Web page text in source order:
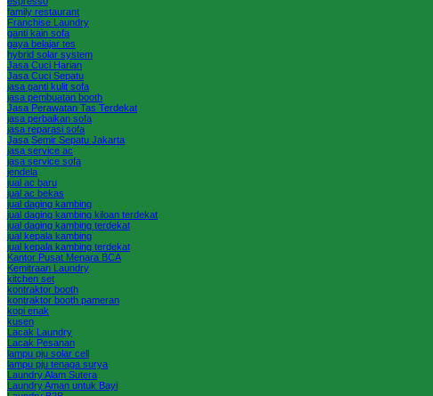
family restaurant
Franchise Laundry
ganti kain sofa
gaya belajar tes
hybrid solar system
Jasa Cuci Harian
Jasa Cuci Sepatu
jasa ganti kulit sofa
jasa pembuatan booth
Jasa Perawatan Tas Terdekat
jasa perbaikan sofa
jasa reparasi sofa
Jasa Semir Sepatu Jakarta
jasa service ac
jasa service sofa
jendela
jual ac baru
jual ac bekas
jual daging kambing
jual daging kambing kiloan terdekat
jual daging kambing terdekat
jual kepala kambing
jual kepala kambing terdekat
Kantor Pusat Menara BCA
Kemitraan Laundry
kitchen set
kontraktor booth
kontraktor booth pameran
kopi enak
kusen
Lacak Laundry
Lacak Pesanan
lampu pju solar cell
lampu pju tenaga surya
Laundry Alam Sutera
Laundry Aman untuk Bayi